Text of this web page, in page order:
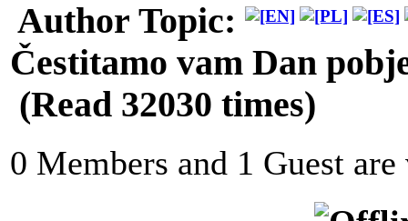
Author Topic:
Čestitamo vam Dan
(Read 32030 times)
0 Members and 1 Guest